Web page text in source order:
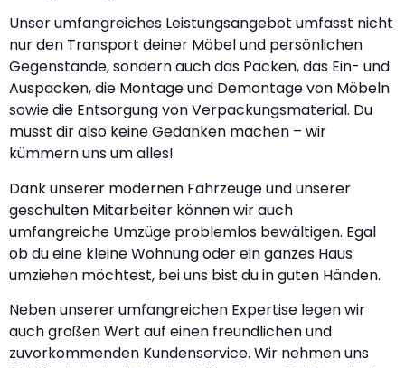
Unser umfangreiches Leistungsangebot umfasst nicht
nur den Transport deiner Möbel und persönlichen
Gegenstände, sondern auch das Packen, das Ein- und
Auspacken, die Montage und Demontage von Möbeln
sowie die Entsorgung von Verpackungsmaterial. Du
musst dir also keine Gedanken machen – wir
kümmern uns um alles!
Dank unserer modernen Fahrzeuge und unserer
geschulten Mitarbeiter können wir auch
umfangreiche Umzüge problemlos bewältigen. Egal
ob du eine kleine Wohnung oder ein ganzes Haus
umziehen möchtest, bei uns bist du in guten Händen.
Neben unserer umfangreichen Expertise legen wir
auch großen Wert auf einen freundlichen und
zuvorkommenden Kundenservice. Wir nehmen uns